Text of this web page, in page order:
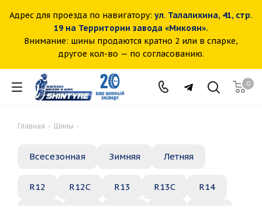
Адрес для проезда по навигатору: ул. Талалихина, 41, стр.
19 на Территории завода «Микоян».
Внимание: шины продаются кратно 2 или в спарке,
другое кол-во — по согласованию.
0
Главная - Шины -
Всесезонная Зимняя Летняя
R12 R12C R13 R13C R14